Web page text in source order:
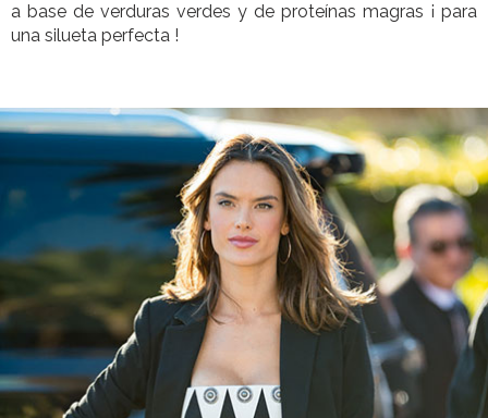
a base de verduras verdes y de proteínas magras ¡ para
una silueta perfecta !